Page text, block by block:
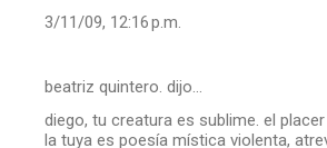
3/11/09, 12:16 p.m.
beatriz quintero. dijo…
diego, tu creatura es sublime. el
la tuya es poesía mística violenta,